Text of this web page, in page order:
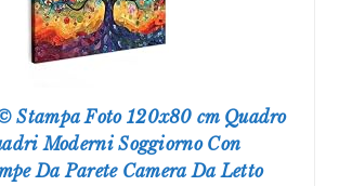
Stampa Foto 120x80 cm Quadro
Moderni Soggiorno Con
Da Parete Camera Da Letto